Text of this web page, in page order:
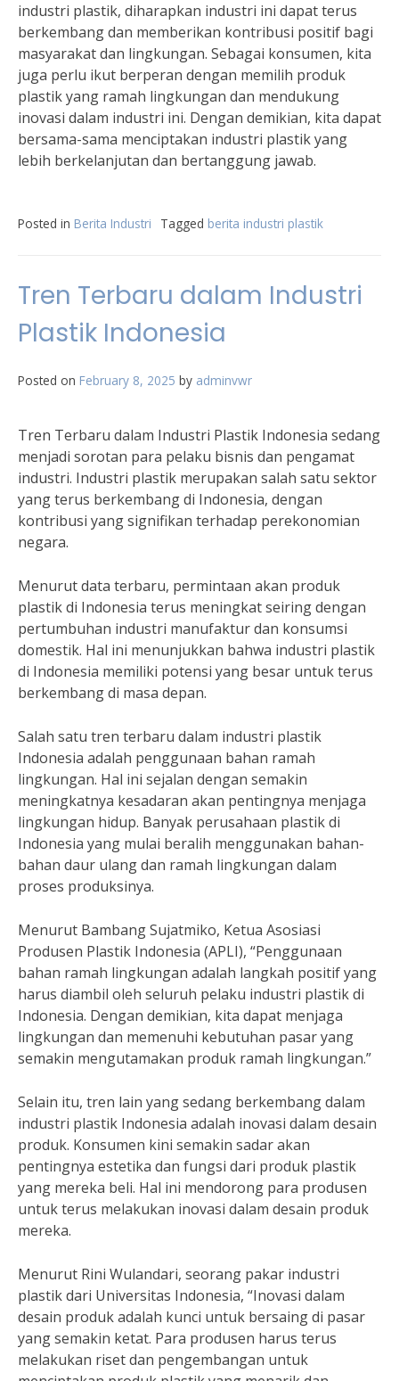
industri plastik, diharapkan industri ini dapat terus
berkembang dan memberikan kontribusi positif bagi
masyarakat dan lingkungan. Sebagai konsumen, kita
juga perlu ikut berperan dengan memilih produk
plastik yang ramah lingkungan dan mendukung
inovasi dalam industri ini. Dengan demikian, kita dapat
bersama-sama menciptakan industri plastik yang
lebih berkelanjutan dan bertanggung jawab.
Posted in Berita Industri Tagged berita industri plastik
Tren Terbaru dalam Industri
Plastik Indonesia
Posted on February 8, 2025 by adminvwr
Tren Terbaru dalam Industri Plastik Indonesia sedang
menjadi sorotan para pelaku bisnis dan pengamat
industri. Industri plastik merupakan salah satu sektor
yang terus berkembang di Indonesia, dengan
kontribusi yang signifikan terhadap perekonomian
negara.
Menurut data terbaru, permintaan akan produk
plastik di Indonesia terus meningkat seiring dengan
pertumbuhan industri manufaktur dan konsumsi
domestik. Hal ini menunjukkan bahwa industri plastik
di Indonesia memiliki potensi yang besar untuk terus
berkembang di masa depan.
Salah satu tren terbaru dalam industri plastik
Indonesia adalah penggunaan bahan ramah
lingkungan. Hal ini sejalan dengan semakin
meningkatnya kesadaran akan pentingnya menjaga
lingkungan hidup. Banyak perusahaan plastik di
Indonesia yang mulai beralih menggunakan bahan-
bahan daur ulang dan ramah lingkungan dalam
proses produksinya.
Menurut Bambang Sujatmiko, Ketua Asosiasi
Produsen Plastik Indonesia (APLI), “Penggunaan
bahan ramah lingkungan adalah langkah positif yang
harus diambil oleh seluruh pelaku industri plastik di
Indonesia. Dengan demikian, kita dapat menjaga
lingkungan dan memenuhi kebutuhan pasar yang
semakin mengutamakan produk ramah lingkungan.”
Selain itu, tren lain yang sedang berkembang dalam
industri plastik Indonesia adalah inovasi dalam desain
produk. Konsumen kini semakin sadar akan
pentingnya estetika dan fungsi dari produk plastik
yang mereka beli. Hal ini mendorong para produsen
untuk terus melakukan inovasi dalam desain produk
mereka.
Menurut Rini Wulandari, seorang pakar industri
plastik dari Universitas Indonesia, “Inovasi dalam
desain produk adalah kunci untuk bersaing di pasar
yang semakin ketat. Para produsen harus terus
melakukan riset dan pengembangan untuk